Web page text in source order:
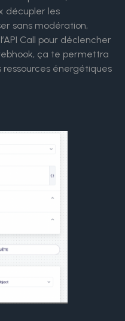
décupler les
sans modération,
Call pour déclencher
ça te permettra
ressources énergétiques